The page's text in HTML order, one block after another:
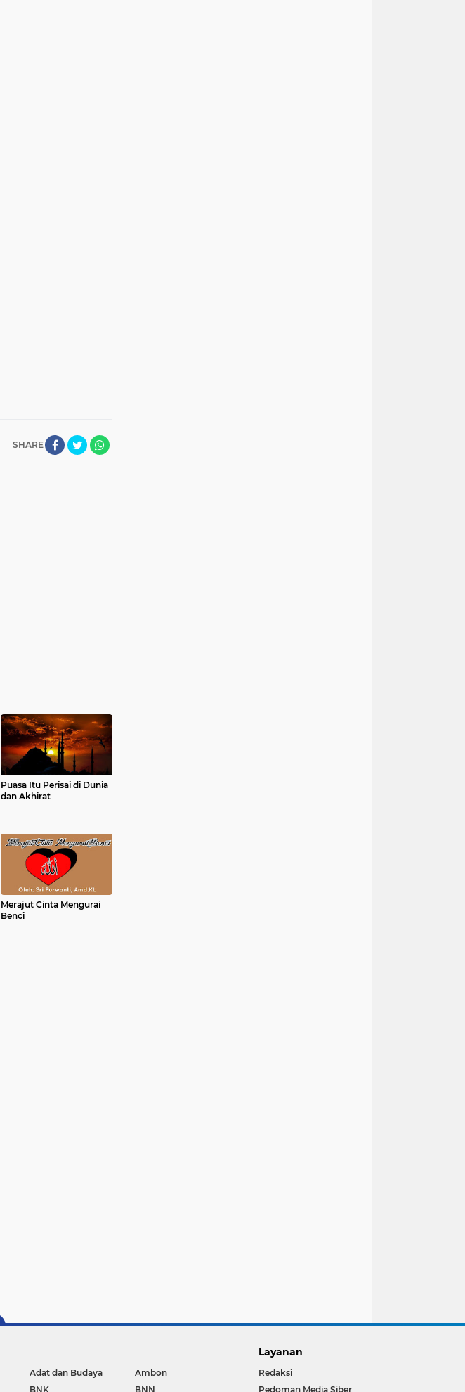
SHARE
Puasa Itu Perisai di Dunia
dan Akhirat
Merajut Cinta Mengurai
Benci
Adat dan Budaya
Ambon
BNK BNN
Layanan
Redaksi
Pedoman Media Siber